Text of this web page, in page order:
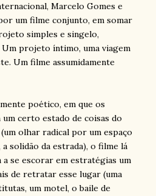
Marcelo Gomes e
um filme conjunto, em somar
simples e singelo,
Um projeto íntimo, uma viagem
Um filme assumidamente
poético, em que os
certo estado de coisas do
olhar radical por um espaço
solidão da estrada), o filme lá
a se escorar em estratégias um
de retratar esse lugar (uma
um motel, o baile de